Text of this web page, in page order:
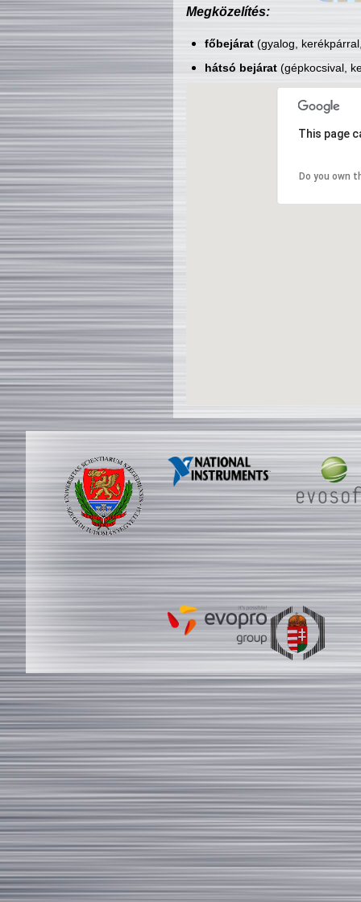
Megközelítés:
főbejárat(gyalog,
hátsó bejárat(gépkocsival,
This page
Do you own